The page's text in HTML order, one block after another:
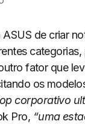
de criar
categorias,
fator que
os
corporativo
Pro, “uma